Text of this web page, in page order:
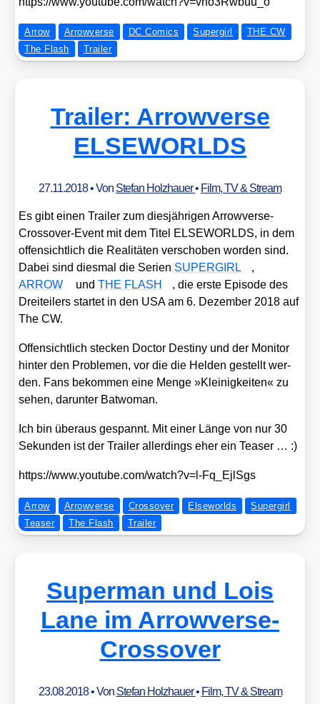
Arrow Arrowverse DC Comics Supergirl
THE CW
The Flash
Trailer
Trailer: Arrowverse
ELSEWORLDS
27.11.2018• Von Stefan Holzhauer• Film, TV & Stream
Es gibt einen Trai­ler zum dies­jäh­ri­gen Arro­w­ver­se-
Cross­over-Event mit dem Titel ELSEWORLDS, in dem
offen­sicht­lich die Rea­li­tä­ten ver­scho­ben wor­den sind.
Dabei sind dies­mal die Seri­en SUPERGIRL
,
ARROW
undTHE FLASH
, die ers­te Epi­so­de des
Drei­tei­lers star­tet in den USA am 6. Dezem­ber 2018 auf
The CW.
Offen­sicht­lich ste­cken Doc­tor Desti­ny und der Moni­tor
hin­ter den Pro­ble­men, vor die die Hel­den gestellt wer­
den. Fans bekom­men eine Men­ge »Klei­nig­kei­ten« zu
sehen, dar­un­ter Bat­wo­man.
Ich bin über­aus gespannt. Mit einer Län­ge von nur 30
Sekun­den ist der Trai­ler aller­dings eher ein Teaser … :)
https://www.youtube.com/watch?v=l‑Fq_EjlSgs
Arrow Arrowverse Crossover Elseworlds
Supergirl
Teaser
The Flash Trailer
Superman und Lois
Lane im Arrowverse-
Crossover
23.08.2018• Von Stefan Holzhauer• Film, TV & Stream